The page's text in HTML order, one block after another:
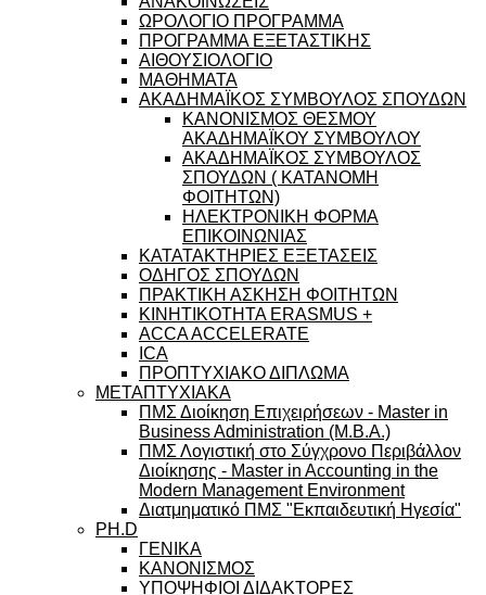
ΩΡΟΛΟΓΙΟ ΠΡΟΓΡΑΜΜΑ
ΠΡΟΓΡΑΜΜΑ ΕΞΕΤΑΣΤΙΚΗΣ
ΑΙΘΟΥΣΙΟΛΟΓΙΟ
ΜΑΘΗΜΑΤΑ
ΑΚΑΔΗΜΑΪΚΟΣ ΣΥΜΒΟΥΛΟΣ ΣΠΟΥΔΩΝ
ΚΑΝΟΝΙΣΜΟΣ ΘΕΣΜΟΥ
ΑΚΑΔΗΜΑΪΚΟΥ ΣΥΜΒΟΥΛΟΥ
ΑΚΑΔΗΜΑΪΚΟΣ ΣΥΜΒΟΥΛΟΣ
ΣΠΟΥΔΩΝ ( ΚΑΤΑΝΟΜΗ
ΦΟΙΤΗΤΩΝ)
ΗΛΕΚΤΡΟΝΙΚΗ ΦΟΡΜΑ
ΕΠΙΚΟΙΝΩΝΙΑΣ
ΚΑΤΑΤΑΚΤΗΡΙΕΣ ΕΞΕΤΑΣΕΙΣ
ΟΔΗΓΟΣ ΣΠΟΥΔΩΝ
ΠΡΑΚΤΙΚΗ ΑΣΚΗΣΗ ΦΟΙΤΗΤΩΝ
ΚΙΝΗΤΙΚΟΤΗΤΑ ERASMUS +
ACCA ACCELERATE
ICA
ΠΡΟΠΤΥΧΙΑΚΟ ΔΙΠΛΩΜΑ
ΜΕΤΑΠΤΥΧΙΑΚΑ
ΠΜΣ Διοίκηση Επιχειρήσεων - Master in
Business Administration (M.B.A.)
ΠΜΣ Λογιστική στο Σύγχρονο Περιβάλλον
Διοίκησης - Master in Accounting in the
Modern Management Environment
Διατμηματικό ΠΜΣ "Εκπαιδευτική Ηγεσία"
PH.D
ΓΕΝΙΚΑ
ΚΑΝΟΝΙΣΜΟΣ
ΥΠΟΨΗΦΙΟΙ ΔΙΔΑΚΤΟΡΕΣ